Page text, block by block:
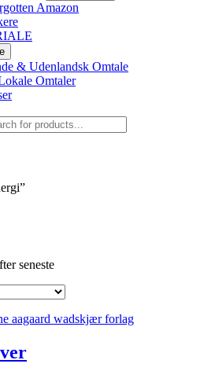
Amazon
& Udenlandsk Omtale
Omtaler
seneste